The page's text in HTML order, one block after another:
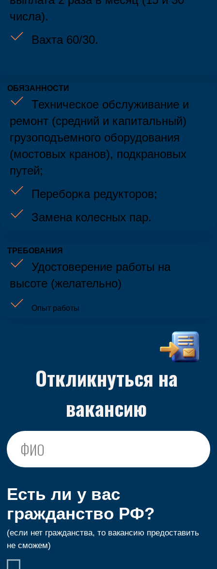
числа).
Вахта 60/30.
ОБЯЗАННОСТИ
Техническое обслуживание и
ремонт (средний и капитальный)
грузоподъемного оборудования
(мостовых кранов), подкрановых
путей;
Переборка редукторов;
Замена колесных пар.
ТРЕБОВАНИЯ
Удостоверение работы на
высоте (желательно)
Опыт работы
Есть ли у вас
гражданство РФ?
(если нет гражданства, то вакансию предоставить
+7
Отправить
Нажимая отправить, вы соглашаетесь с
политикой
конфиденциальности.